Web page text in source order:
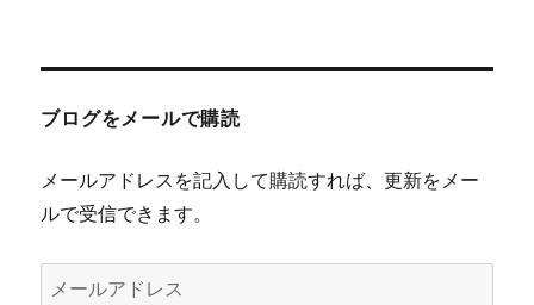
ブログをメールで購読
メールアドレスを記入して購読すれば、更新をメー
ルで受信できます。
メ